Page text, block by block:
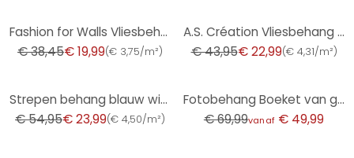
Fashion for Walls Vliesbehang Guido Maria Kretschmer
€ 38,45€ 19,99(€ 3,75/m²)
A.S. Création Vliesbehang The BOS - Battle of Style Baksteen Look Bruin, Beige, Grijs
€ 43,95€ 22,99(€ 4,31/m²)
Strepen behang blauw wit - vliesbehang kunst A.S. Création - mat en licht gestructureerd
€ 54,95€ 23,99(€ 4,50/m²)
Fotobehang Boeket van gedroogde bloemen - Treechild
€ 69,99vanaf € 49,99